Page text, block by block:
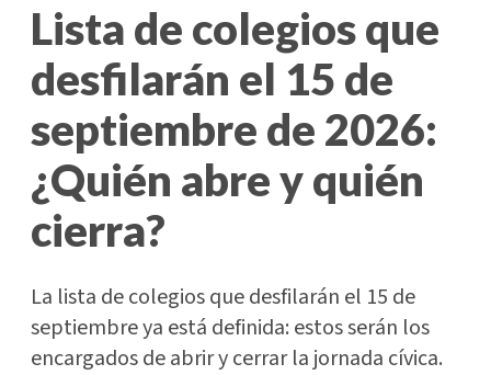
Lista de colegios que
desfilarán el 15 de
septiembre de 2026:
¿Quién abre y quién
cierra?
La lista de colegios que desfilarán el 15 de
septiembre ya está definida: estos serán los
encargados de abrir y cerrar la jornada cívica.